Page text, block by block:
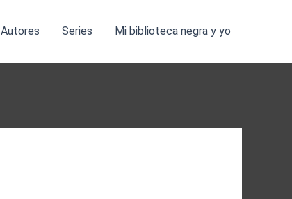
Autores Series Mi biblioteca negra y yo